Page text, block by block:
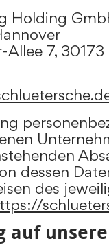
Holding
7,
dessen
des
auf